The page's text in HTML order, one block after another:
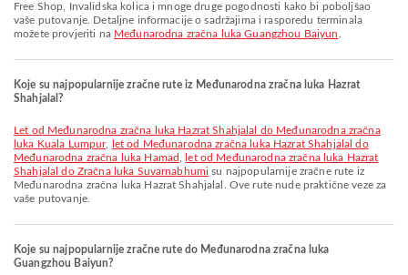
Free Shop, Invalidska kolica i mnoge druge pogodnosti kako bi poboljšao
vaše putovanje. Detaljne informacije o sadržajima i rasporedu terminala
možete provjeriti na Međunarodna zračna luka Guangzhou Baiyun
Koje su najpopularnije zračne rute iz Međunarodna zračna luka Hazrat
Shahjalal?
let od Međunarodna zračna luka Hazrat Shahjalal do Međunarodna zračna
luka Kuala Lumpur,
let od Međunarodna zračna luka Hazrat Shahjalal do
Međunarodna zračna luka Hamad
let od Međunarodna zračna luka Hazrat
Shahjalal do Zračna luka Suvarnabhumi su najpopularnije zračne rute iz
Međunarodna zračna luka Hazrat Shahjalal. Ove rute nude praktične veze za
vaše putovanje.
Koje su najpopularnije zračne rute do Međunarodna zračna luka
Guangzhou Baiyun?